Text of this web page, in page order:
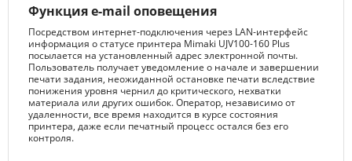
Функция e-mail оповещения
Посредством интернет-подключения через LAN-интерфейс
информация о статусе принтера Mimaki UJV100-160 Plus
посылается на установленный адрес электронной почты.
Пользователь получает уведомление о начале и завершении
печати задания, неожиданной остановке печати вследствие
понижения уровня чернил до критического, нехватки
материала или других ошибок. Оператор, независимо от
удаленности, все время находится в курсе состояния
принтера, даже если печатный процесс остался без его
контроля.